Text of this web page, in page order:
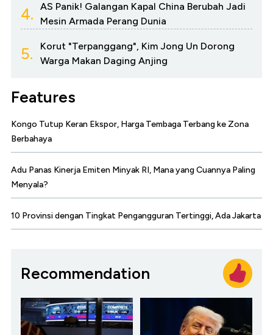
4.
AS Panik! Galangan Kapal China Berubah Jadi
Mesin Armada Perang Dunia
5.
Korut "Terpanggang", Kim Jong Un Dorong
Warga Makan Daging Anjing
Features
Kongo Tutup Keran Ekspor, Harga Tembaga Terbang ke Zona
Berbahaya
Adu Panas Kinerja Emiten Minyak RI, Mana yang Cuannya Paling
Menyala?
10 Provinsi dengan Tingkat Pengangguran Tertinggi, Ada Jakarta
Recommendation